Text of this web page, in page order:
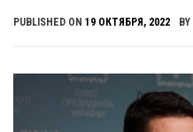
PUBLISHED ON 19 ОКТЯБРЯ, 2022 BY